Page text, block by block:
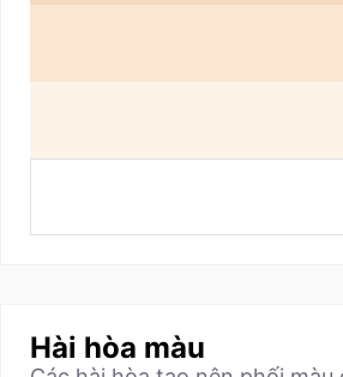
Hài hòa màu